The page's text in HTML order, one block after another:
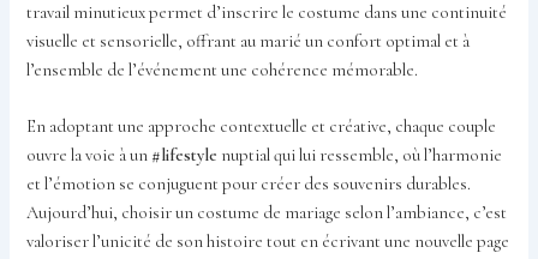
travail minutieux permet d’inscrire le costume dans une continuité
visuelle et sensorielle, offrant au marié un confort optimal et à
l’ensemble de l’événement une cohérence mémorable.
En adoptant une approche contextuelle et créative, chaque couple
ouvre la voie à un #lifestyle nuptial qui lui ressemble, où l’harmonie
et l’émotion se conjuguent pour créer des souvenirs durables.
Aujourd’hui, choisir un costume de mariage selon l’ambiance, c’est
valoriser l’unicité de son histoire tout en écrivant une nouvelle page